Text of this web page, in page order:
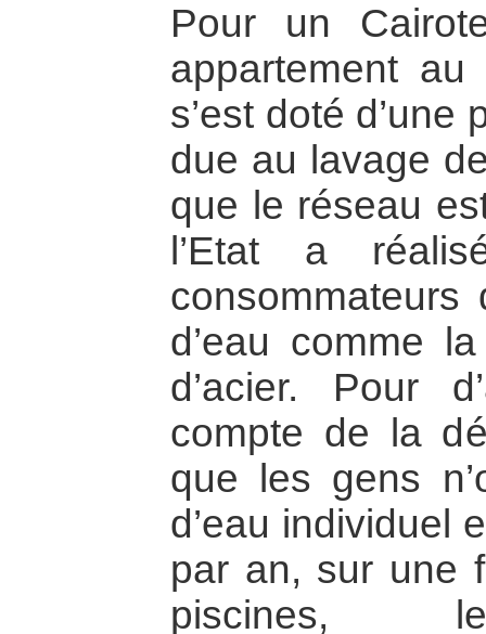
Pour un
appartement
s’est doté
due au lavage
que le réseau
l’Etat a
consommateurs
d’eau comme
d’acier. Pour
compte de la
que les gens
d’eau individuel
par an, sur une
piscines,